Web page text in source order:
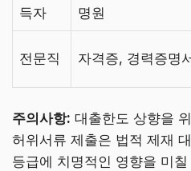
득자
명원
전문직 자격증, 경력증명
주의사항: 대출한도 상향을
허위서류 제출은 법적 제재
등급에 치명적인 영향을 미